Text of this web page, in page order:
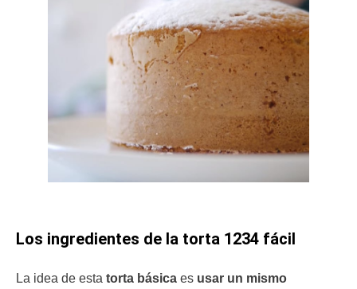
Los ingredientes de la torta 1234 fácil
La idea de esta torta básica es usar un mismo